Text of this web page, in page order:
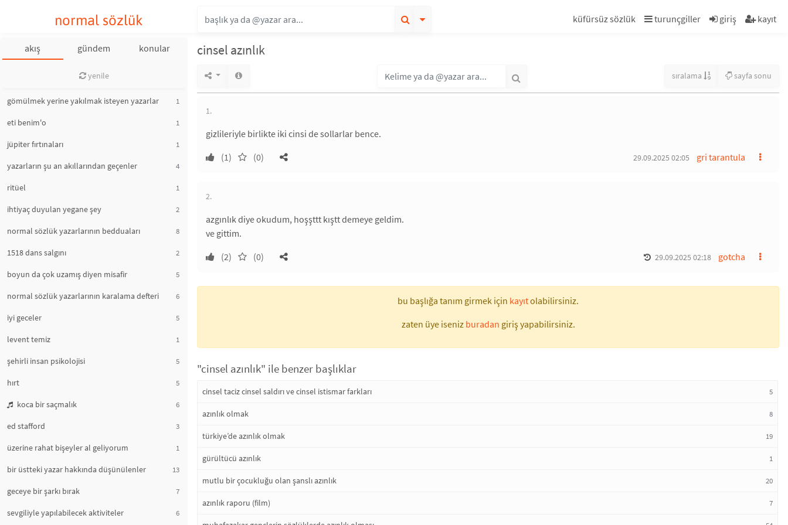
normal sözlük küfürsüz sözlük turunçgiller giriş kayıt
akış gündem konular
yenile
gömülmek yerine yakılmak isteyen yazarlar 1
eti benim'o 1
jüpiter fırtınaları 1
yazarların şu an akıllarından geçenler 4
ritüel 1
ihtiyaç duyulan yegane şey 2
normal sözlük yazarlarının bedduaları 8
1518 dans salgını 2
boyun da çok uzamış diyen misafir 5
normal sözlük yazarlarının karalama defteri 6
iyi geceler 5
levent temiz 1
şehirli insan psikolojisi 5
hırt 5
koca bir saçmalık 6
ed stafford 3
üzerine rahat bişeyler al geliyorum 1
bir üstteki yazar hakkında düşünülenler 13
geceye bir şarkı bırak 7
sevgiliyle yapılabilecek aktiviteler 6
cinsel azınlık
sıralama sayfa sonu
1.
gizlileriyle birlikte iki cinsi de sollarlar bence.
(1)
(0) gri tarantula
29.09.2025 02:05
2.
azgınlık diye okudum, hoşşttt kıştt demeye geldim.
ve gittim.
(2)
(0) gotcha
29.09.2025 02:18
bu başlığa tanım girmek için kayıtolabilirsiniz.
zaten üye iseniz buradan giriş yapabilirsiniz.
"cinsel azınlık" ile benzer başlıklar
cinsel taciz cinsel saldırı ve cinsel istismar farkları 5
azınlık olmak 8
türkiye’de azınlık olmak 19
gürültücü azınlık 1
mutlu bir çocukluğu olan şanslı azınlık 20
azınlık raporu (film) 7